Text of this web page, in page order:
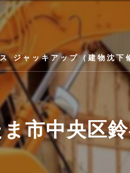
ジャッキアップ（建物沈下
市中央区